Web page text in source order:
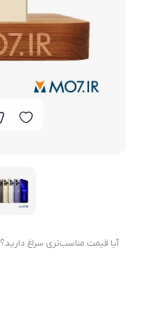
آیا قیمت مناسب‌تری سراغ دارید؟